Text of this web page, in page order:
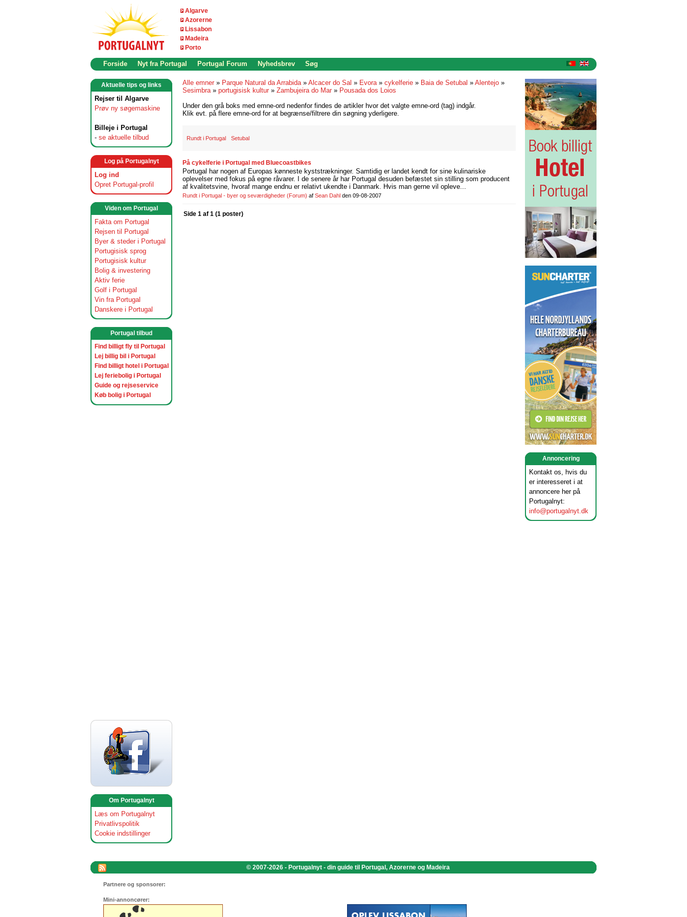
Algarve
Azorerne
Lissabon
Madeira
Porto
Forside Nyt fra Portugal Portugal Forum Nyhedsbrev Søg
Annoncering
Kontakt os, hvis du
er interesseret i at
annoncere her på
Portugalnyt:
info@portugalnyt.dk
Aktuelle tips og links
Rejser til Algarve
Prøv ny søgemaskine
Billeje i Portugal
- se aktuelle tilbud
Log på Portugalnyt
Log ind
Opret Portugal-profil
Viden om Portugal
Fakta om Portugal
Rejsen til Portugal
Byer & steder i Portugal
Portugisisk sprog
Portugisisk kultur
Bolig & investering
Aktiv ferie
Golf i Portugal
Vin fra Portugal
Danskere i Portugal
Portugal tilbud
Find billigt fly til Portugal
Lej billig bil i Portugal
Find billigt hotel i Portugal
Lej feriebolig i Portugal
Guide og rejseservice
Køb bolig i Portugal
Om Portugalnyt
Læs om Portugalnyt
Privatlivspolitik
Cookie indstillinger
Alle emner » Parque Natural da Arrabida» Alcacer do Sal » Evora» cykelferie » Baia de Setubal » Alentejo »
Sesimbra» portugisisk kultur » Zambujeira do Mar » Pousada dos Loios
Under den grå boks med emne-ord nedenfor findes de artikler hvor det valgte emne-ord (tag) indgår.
Klik evt. på flere emne-ord for at begrænse/filtrere din søgning yderligere.
Rundt i Portugal Setubal
På cykelferie i Portugal med Bluecoastbikes
Portugal har nogen af Europas kønneste kyststrækninger. Samtidig er landet kendt for sine kulinariske
oplevelser med fokus på egne råvarer. I de senere år har Portugal desuden befæstet sin stilling som producent
af kvalitetsvine, hvoraf mange endnu er relativt ukendte i Danmark. Hvis man gerne vil opleve...
Rundt i Portugal - byer og seværdigheder (Forum) af Sean Dahl den 09-08-2007
Side 1 af 1 (1 poster)
© 2007-2026 - Portugalnyt - din guide til Portugal, Azorerne og Madeira
Partnere og sponsorer:
Mini-annoncører: